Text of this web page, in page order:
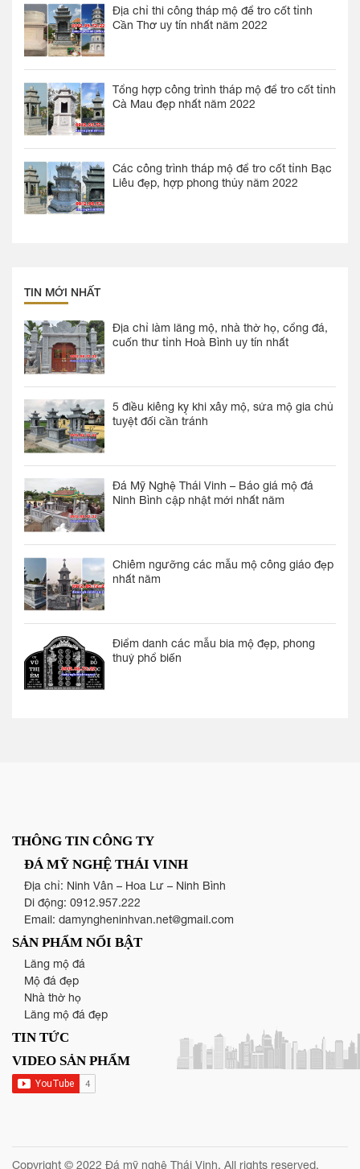
Địa chỉ thi công tháp mộ để tro cốt tỉnh
Cần Thơ uy tín nhất năm 2022
Tổng hợp công trình tháp mộ để tro cốt tỉnh
Cà Mau đẹp nhất năm 2022
Các công trình tháp mộ để tro cốt tỉnh Bạc
Liêu đẹp, hợp phong thủy năm 2022
TIN MỚI NHẤT
Địa chỉ làm lăng mộ, nhà thờ họ, cổng đá,
cuốn thư tỉnh Hoà Bình uy tín nhất
5 điều kiêng kỵ khi xây mộ, sửa mộ gia chủ
tuyệt đối cần tránh
Đá Mỹ Nghệ Thái Vinh – Báo giá mộ đá
Ninh Bình cập nhật mới nhất năm
Chiêm ngưỡng các mẫu mộ công giáo đẹp
nhất năm
Điểm danh các mẫu bia mộ đẹp, phong
thuỷ phổ biến
THÔNG TIN CÔNG TY
ĐÁ MỸ NGHỆ THÁI VINH
Địa chỉ: Ninh Vân – Hoa Lư – Ninh Bình
Di động: 0912.957.222
Email: damyngheninhvan.net@gmail.com
SẢN PHẨM NỔI BẬT
Lăng mộ đá
Mộ đá đẹp
Nhà thờ họ
Lăng mộ đá đẹp
TIN TỨC
VIDEO SẢN PHẨM
Copyright © 2022 Đá mỹ nghệ Thái Vinh. All rights reserved.